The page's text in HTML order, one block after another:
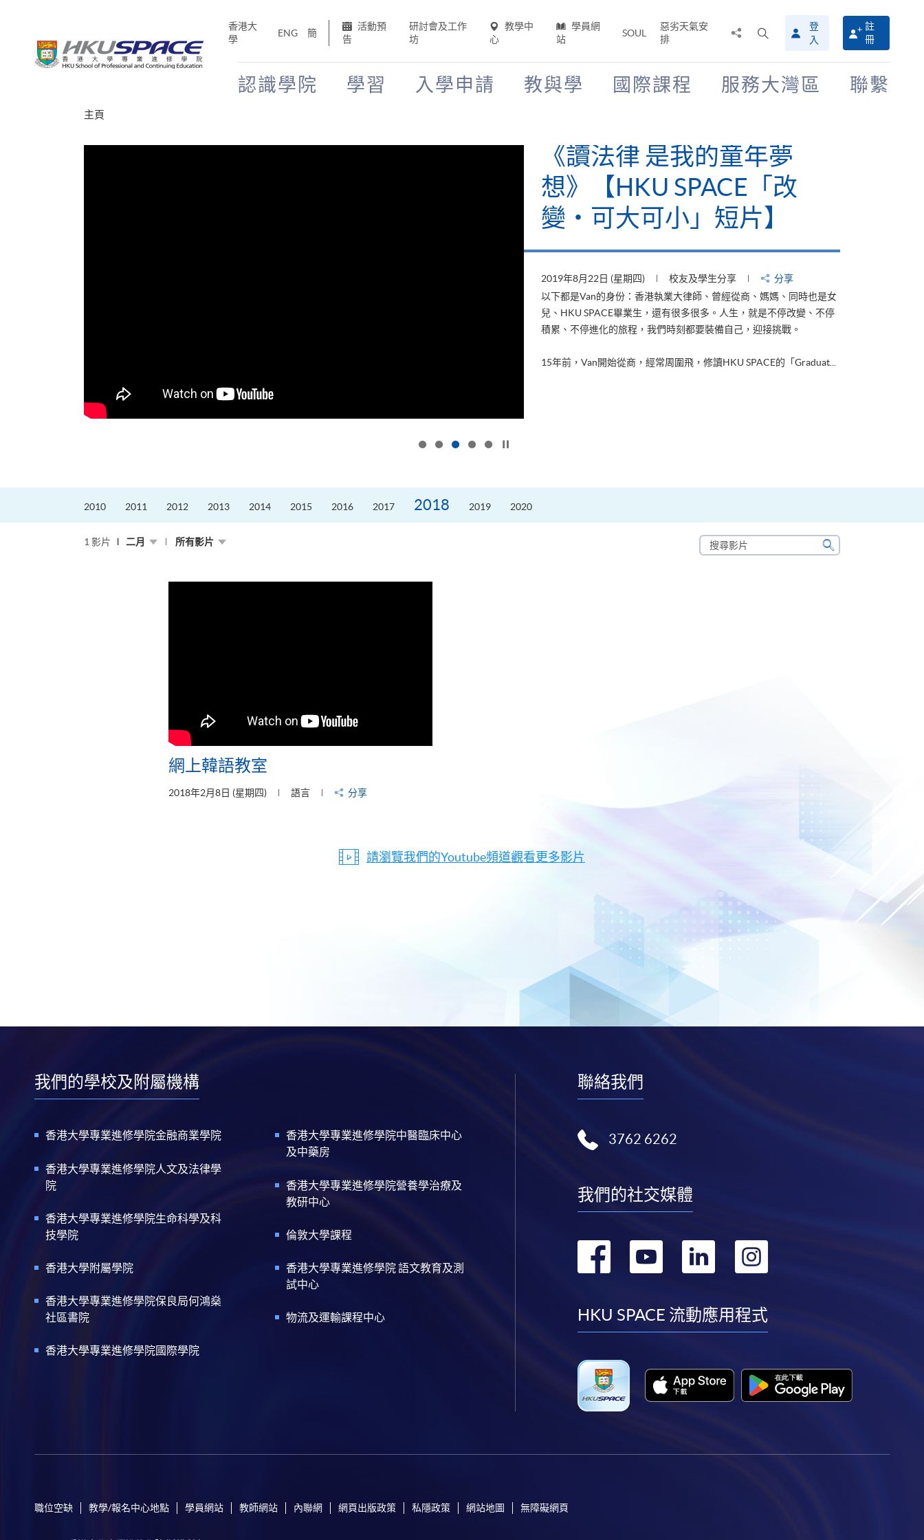
香港大
學
ENG 簡
活動預
告
研討會及工作
坊
教學中
心
學員網
站
SOUL
惡劣天氣安
排
搜
尋
介
登
入
註
冊
認識學院 學習 入學申請 教與學 國際課程 服務大灣區 聯繫
主頁
《讀法律 是我的童年夢
想》【HKU SPACE「改
變‧可大可小」短片】
2019年8月22日 (星期四) 校友及學生分享
分享
以下都是Van的身份：香港執業大律師、曾經從商、媽媽、同時也是女
兒、HKU SPACE畢業生，還有很多很多。人生，就是不停改變、不停
積累、不停進化的旅程，我們時刻都要裝備自己，迎接挑戰。
15年前，Van開始從商，經常周圍飛，修讀HKU SPACE的「Graduat...
2010 2011 2012 2013 2014 2015 2016 2017 2018 2019 2020
1 影片 二月 所有影片
搜
尋
搜
網上韓語教室
2018年2月8日 (星期四) 語言 分享
請瀏覽我們的Youtube頻道觀看更多影片
我們的學校及附屬機構
香港大學專業進修學院金融商業學院
香港大學專業進修學院人文及法律學
院
香港大學專業進修學院生命科學及科
技學院
香港大學附屬學院
香港大學專業進修學院保良局何鴻燊
社區書院
香港大學專業進修學院國際學院
香港大學專業進修學院中醫臨床中心
及中藥房
香港大學專業進修學院營養學治療及
教研中心
倫敦大學課程
香港大學專業進修學院 語文教育及測
試中心
物流及運輸課程中心
聯絡我們
3762 6262
我們的社交媒體
轉
facebook
轉
youtube
轉
linkedin
轉
instagram
HKU SPACE 流動應用程式
職位空缺 教學/報名中心地點 學員網站 教師網站 內聯網 網頁出版政策 私隱政策 網站地圖 無障礙網頁